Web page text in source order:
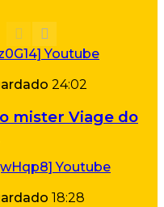
24:02
mister Viage do
18:28